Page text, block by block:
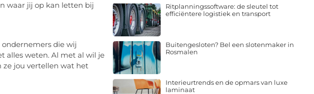
waar jij op kan letten bij
die wij
alles weten. Al met al wil je
jou vertellen wat het
Ritplanningssoftware: de sleutel tot
efficiëntere logistiek en transport
Buitengesloten? Bel een slotenmaker in
Rosmalen
Interieurtrends en de opmars van luxe
laminaat